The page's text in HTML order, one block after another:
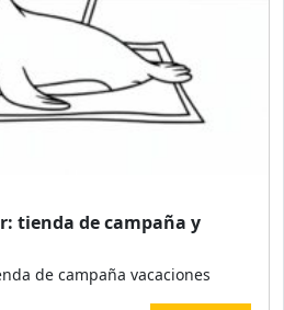
tienda de campaña y
de campaña vacaciones